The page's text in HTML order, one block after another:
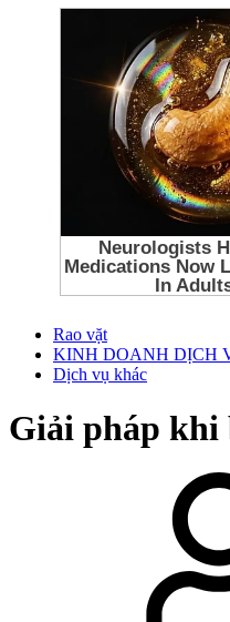
Rao vặt
KINH DOANH DỊCH
Dịch vụ khác
Giải pháp khi